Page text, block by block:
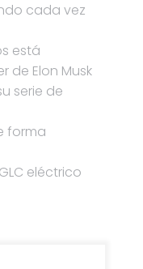
cada vez
está
de Elon Musk
serie de
forma
eléctrico